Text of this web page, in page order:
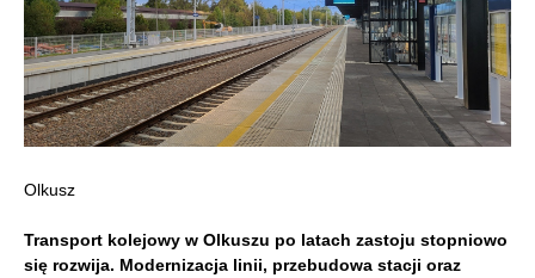
Olkusz
Transport kolejowy w Olkuszu po latach zastoju stopniowo
się rozwija. Modernizacja linii, przebudowa stacji oraz